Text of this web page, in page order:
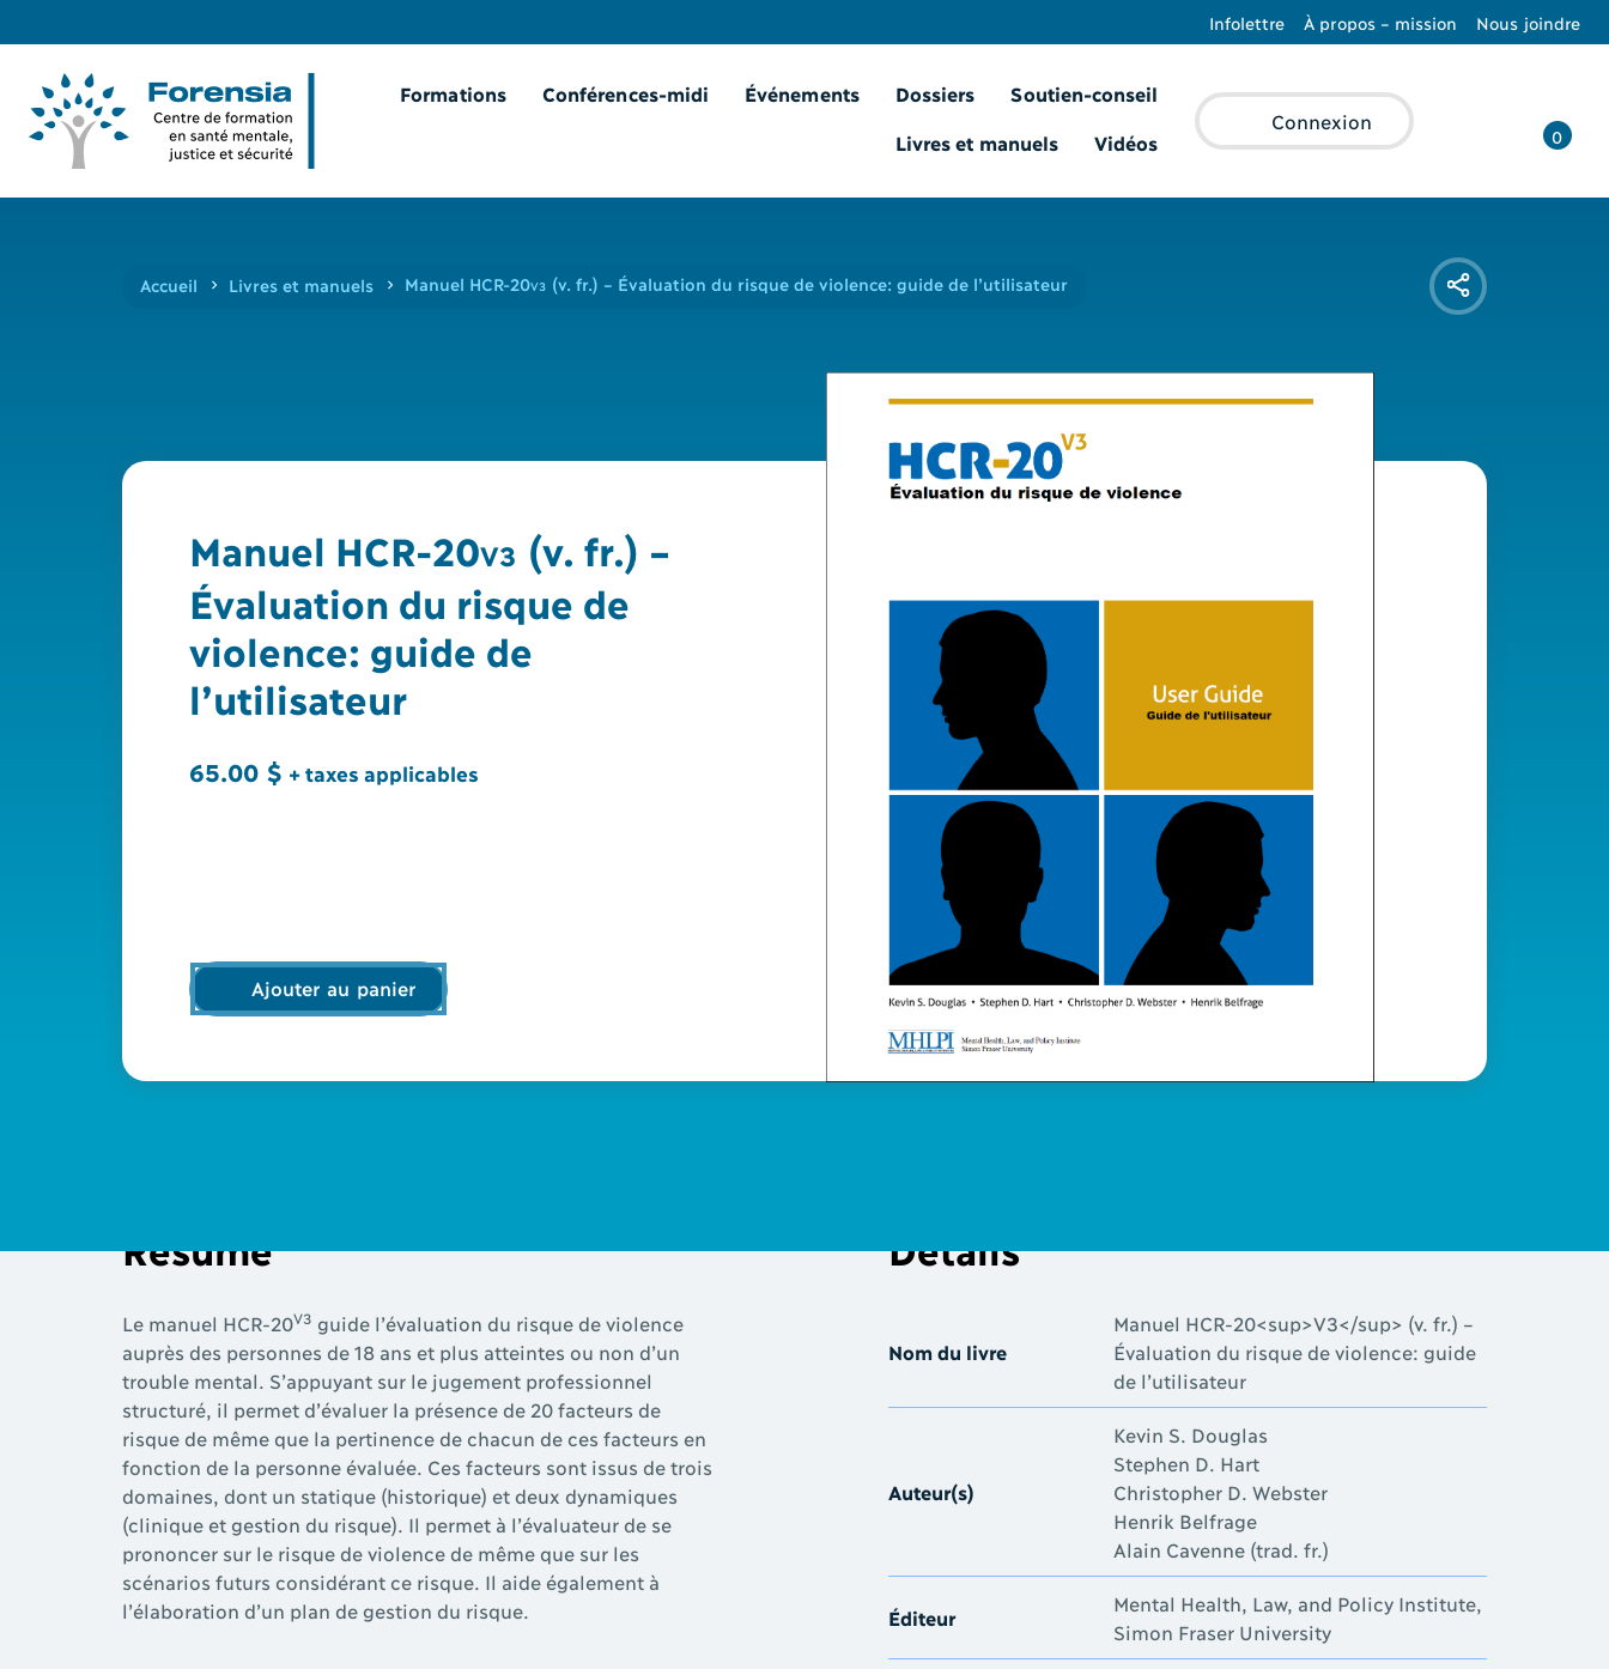
Infolettre À propos – mission Nous joindre
Formations Conférences-midi Événements Dossiers Soutien-conseil
Livres et manuels Vidéos
Connexion
0
Accueil Livres et manuels Manuel HCR-20V3 (v. fr.) – Évaluation du risque de violence: guide de l’utilisateur
Manuel HCR-20V3 (v. fr.) –
Évaluation du risque de
violence: guide de
l’utilisateur
65.00 $ + taxes applicables
Ajouter au panier
Résumé
Le manuel HCR-20V3 guide l’évaluation du risque de violence
auprès des personnes de 18 ans et plus atteintes ou non d’un
trouble mental. S’appuyant sur le jugement professionnel
structuré, il permet d’évaluer la présence de 20 facteurs de
risque de même que la pertinence de chacun de ces facteurs en
fonction de la personne évaluée. Ces facteurs sont issus de trois
domaines, dont un statique (historique) et deux dynamiques
(clinique et gestion du risque). Il permet à l’évaluateur de se
prononcer sur le risque de violence de même que sur les
scénarios futurs considérant ce risque. Il aide également à
l’élaboration d’un plan de gestion du risque.
Details
Nom du livre
Manuel HCR-20<sup>V3</sup> (v. fr.) –
Évaluation du risque de violence: guide
de l’utilisateur
Auteur(s)
Kevin S. Douglas
Stephen D. Hart
Christopher D. Webster
Henrik Belfrage
Alain Cavenne (trad. fr.)
Éditeur
Mental Health, Law, and Policy Institute,
Simon Fraser University